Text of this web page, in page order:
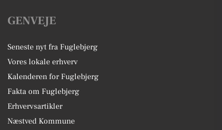
GENVEJE
Seneste nyt fra Fuglebjerg
Vores lokale erhverv
Kalenderen for Fuglebjerg
Fakta om Fuglebjerg
Erhvervsartikler
Næstved Kommune